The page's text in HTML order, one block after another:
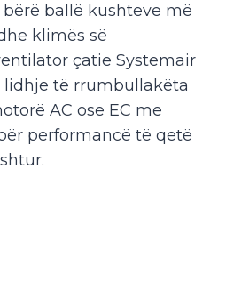
ballë kushteve më
klimës së
çatie Systemair
lidhje të rrumbullakëta
AC ose EC me
performancë të qetë